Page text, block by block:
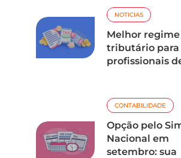
NOTICIAS
Melhor regime
tributário para
profissionais
CONTABILIDADE
Opção pelo
Nacional em
setembro: sua